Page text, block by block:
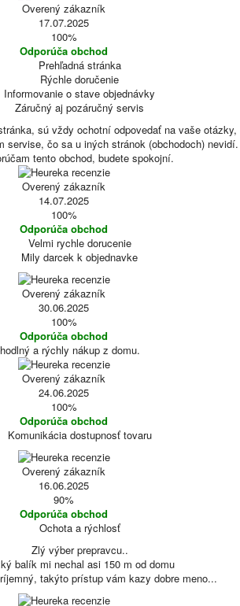
Overený zákazník
17.07.2025
100%
Odporúča obchod
Prehľadná stránka
Rýchle doručenie
Informovanie o stave objednávky
Záručný aj pozáručný servis
sú vždy ochotní odpovedať na vaše otázky,
servise, čo sa u iných stránok (obchodoch) nevidí.
tento obchod, budete spokojní.
Overený zákazník
14.07.2025
100%
Odporúča obchod
Velmi rychle dorucenie
Mily darcek k objednavke
Overený zákazník
30.06.2025
100%
Odporúča obchod
a rýchly nákup z domu.
Overený zákazník
24.06.2025
100%
Odporúča obchod
Komunikácia dostupnosť tovaru
Overený zákazník
16.06.2025
90%
Odporúča obchod
Ochota a rýchlosť
Zlý výber prepravcu..
balík mi nechal asi 150 m od domu
takýto prístup vám kazy dobre meno...